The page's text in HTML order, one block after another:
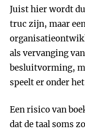
Juist hier wordt
truc zijn, maar
als vervanging
besluitvorming,
speelt er onder
Een risico van
dat de taal soms